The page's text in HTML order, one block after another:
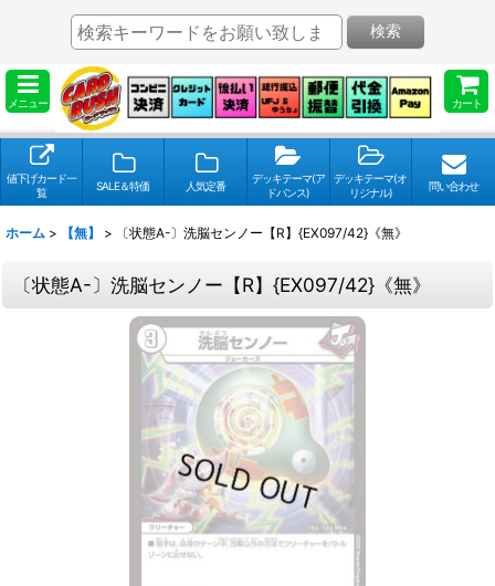
メニュー カート
検索
値下げカード一
覧
SALE＆特価 人気定番
デッキテーマ(ア
ドバンス)
デッキテーマ(オ
リジナル)
問い合わせ
ホーム > 【無】 > 〔状態A-〕洗脳センノー【R】{EX097/42}《無》
〔状態A-〕洗脳センノー【R】{EX097/42}《無》